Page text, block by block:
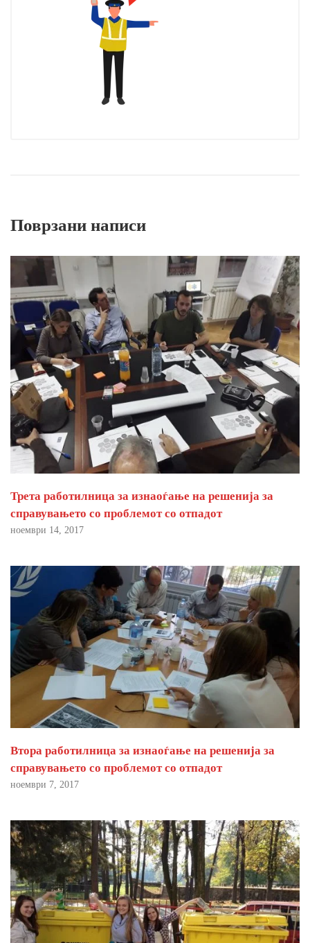
Поврзани написи
Трета работилница за изнаоѓање на решенија за
справувањето со проблемот со отпадот
ноември 14, 2017
Втора работилница за изнаоѓање на решенија за
справувањето со проблемот со отпадот
ноември 7, 2017